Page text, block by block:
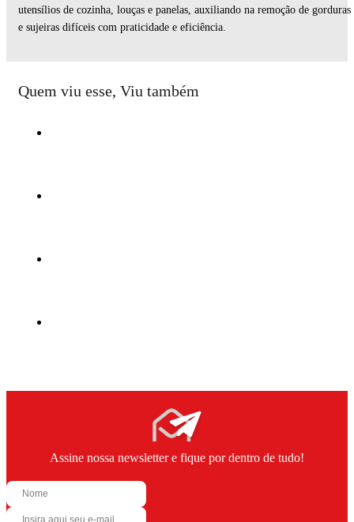
utensílios de cozinha, louças e panelas, auxiliando na remoção de gorduras
e sujeiras difíceis com praticidade e eficiência.
Quem viu esse, Viu também
Assine nossa newsletter e fique por dentro de tudo!